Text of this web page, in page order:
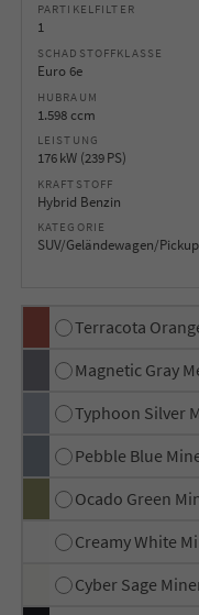
PARTIKELFILTER
1
SCHADSTOFFKLASSE
Euro 6e
HUBRAUM
1.598 ccm
LEISTUNG
176 kW (239 PS)
KRAFTSTOFF
Hybrid Benzin
KATEGORIE
SUV/Geländewagen/Pickup
Terracota
Magnetic Gray
Typhoon Silver
Pebble Blue
Ocado Green
Creamy White
Cyber Sage